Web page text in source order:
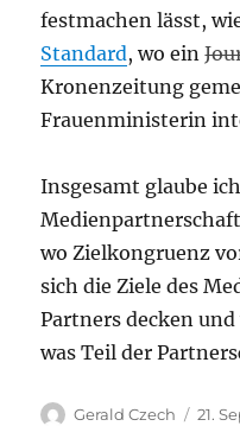
festmachen lässt,
Standard, wo ein
Kronenzeitung
Frauenministerin
Insgesamt glaube
wo Zielkongruenz
sich die Ziele des
Partners decken
was Teil der
Autor
Gerald Czech 21.